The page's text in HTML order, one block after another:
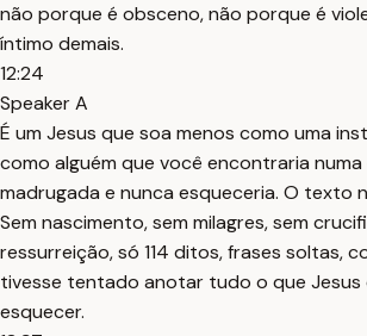
não porque é obsceno, não porque é
íntimo demais.
12:24
Speaker A
É um Jesus que soa menos como uma
como alguém que você encontraria
madrugada e nunca esqueceria. O texto
Sem nascimento, sem milagres, sem
ressurreição, só 114 ditos, frases soltas,
tivesse tentado anotar tudo o que Jesus
esquecer.